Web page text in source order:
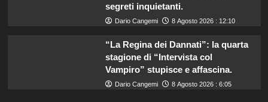
segreti inquietanti.
Dario Cangemi 8 Agosto 2026 : 12:10
“La Regina dei Dannati”: la quarta
stagione di “Intervista col
Vampiro” stupisce e affascina.
Dario Cangemi 8 Agosto 2026 : 6:05